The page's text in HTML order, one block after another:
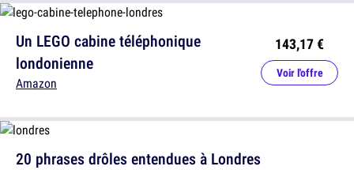
Un LEGO cabine téléphonique
londonienne
Amazon
143,17 €
Voir l'offre
20 phrases drôles entendues à Londres